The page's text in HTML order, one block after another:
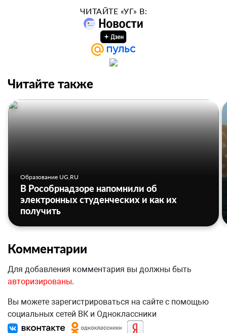
ЧИТАЙТЕ «УГ» В:
Читайте также
Образование UG.RU
В Рособрнадзоре напомнили об
электронных студенческих и как их
получить
Комментарии
Для добавления комментария вы должны быть
авторизированы.
Вы можете зарегистрироваться на сайте с помощью
социальных сетей ВК и Одноклассники